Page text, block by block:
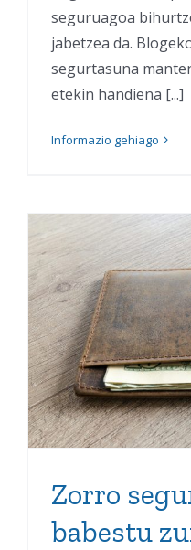
seguruagoa
jabetzea da.
segurtasuna
etekin handiena [...]
Informazio gehiago
Zorro
zure
Zorro
babestu